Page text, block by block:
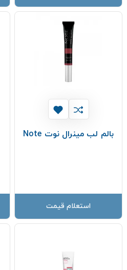
بالم لب مینرال نوت Note
استعلام قیمت